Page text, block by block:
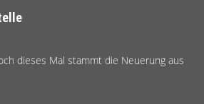
dieses Mal stammt die Neuerung aus